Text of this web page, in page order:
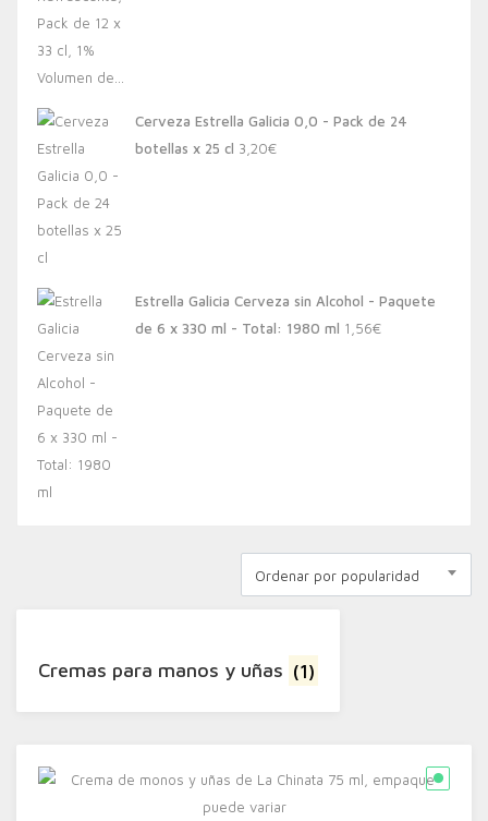
Cerveza Estrella Galicia 0,0 - Pack de 24
botellas x 25 cl 3,20€
Estrella Galicia Cerveza sin Alcohol - Paquete
de 6 x 330 ml - Total: 1980 ml 1,56€
Ordenar por popularidad
Cremas para manos y uñas (1)